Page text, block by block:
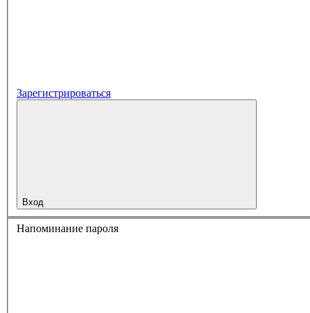
Зарегистрироваться
Вход
Напоминание пароля